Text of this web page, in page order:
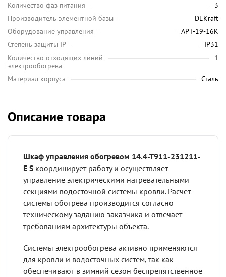
Количество фаз питания
3
Производитель элементной базы
DEKraft
Оборудование управления
АРТ-19-16К
Степень защиты IP
IP31
Количество отходящих линий
электрообогрева
1
Материал корпуса Сталь
Описание товара
Шкаф управления обогревом 14.4-Т911-231211-
E S координирует работу и осуществляет
управление электрическими нагревательными
секциями водосточной системы кровли. Расчет
системы обогрева производится согласно
техническому заданию заказчика и отвечает
требованиям архитектуры объекта.
Системы электрообогрева активно применяются
для кровли и водосточных систем, так как
обеспечивают в зимний сезон беспрепятственное